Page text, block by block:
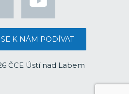
K NÁM PODÍVAT
ČCE Ústí nad Labem